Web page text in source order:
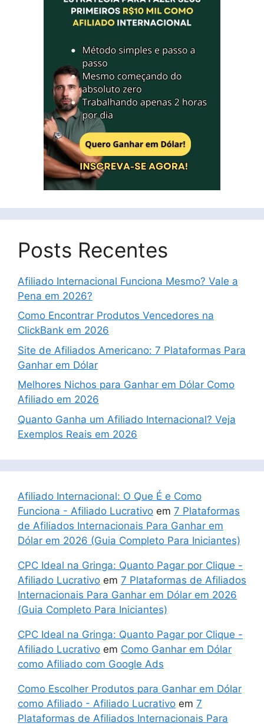
Posts Recentes
Afiliado Internacional Funciona Mesmo? Vale a
Pena em 2026?
Como Encontrar Produtos Vencedores na
ClickBank em 2026
Site de Afiliados Americano: 7 Plataformas Para
Ganhar em Dólar
Melhores Nichos para Ganhar em Dólar Como
Afiliado em 2026
Quanto Ganha um Afiliado Internacional? Veja
Exemplos Reais em 2026
Afiliado Internacional: O Que É e Como
Funciona - Afiliado Lucrativo em 7 Plataformas
de Afiliados Internacionais Para Ganhar em
Dólar em 2026 (Guia Completo Para Iniciantes)
CPC Ideal na Gringa: Quanto Pagar por Clique -
Afiliado Lucrativo em 7 Plataformas de Afiliados
Internacionais Para Ganhar em Dólar em 2026
(Guia Completo Para Iniciantes)
CPC Ideal na Gringa: Quanto Pagar por Clique -
Afiliado Lucrativo em Como Ganhar em Dólar
como Afiliado com Google Ads
Como Escolher Produtos para Ganhar em Dólar
como Afiliado - Afiliado Lucrativo em 7
Plataformas de Afiliados Internacionais Para